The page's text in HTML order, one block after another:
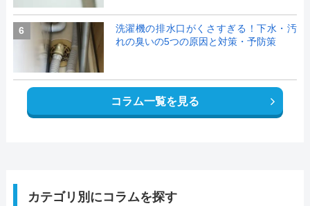
6
洗濯機の排水口がくさすぎる！下水・汚
れの臭いの5つの原因と対策・予防策
コラム一覧を見る
カテゴリ別にコラムを探す